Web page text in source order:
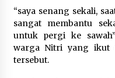
“saya senang sekali,
sangat membantu
untuk pergi ke
warga Nitri yang ikut
tersebut.